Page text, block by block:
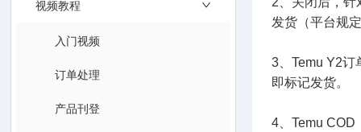
视频教程
入门视频
订单处理
产品刊登
发货（平台规
3、Temu Y2订
即标记发货。
4、Temu COD